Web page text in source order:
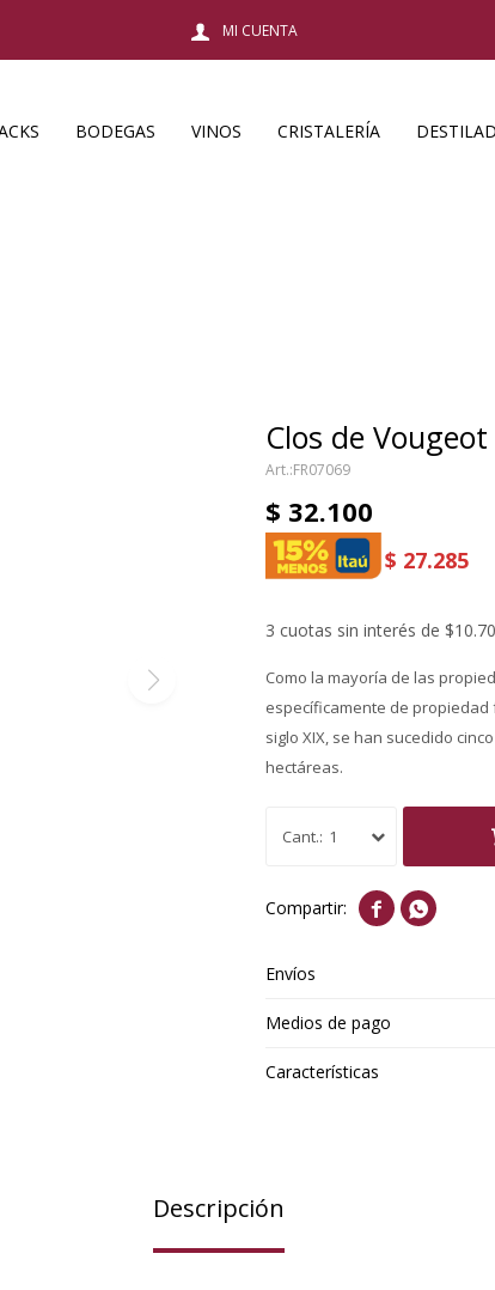
BODEGAS VINOS CRISTALERÍA
Clos de
FR07069
$ 32.100
$ 27.285
3 cuotas sin interés de
Como la mayoría de las
específicamente de propiedad
siglo XIX, se han sucedido
hectáreas.
1
 
Envíos
Medios de pago
Características
Descripción